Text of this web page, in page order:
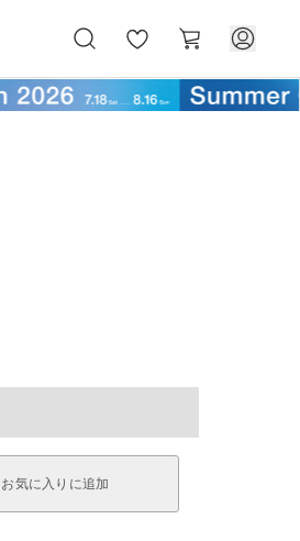
気
に
ー
ト
お気に入りに追加